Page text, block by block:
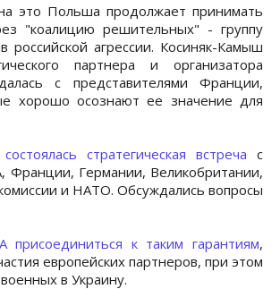
это Польша продолжает принимать
"коалицию решительных" - группу
агрессии. Косиняк-Камыш
партнера и организатора
с представителями Франции,
хорошо осознают ее значение для
состоялась стратегическая встреча с
Германии, Великобритании,
и НАТО. Обсуждались вопросы
присоединиться к таким гарантиям,
европейских партнеров, при этом
в Украину.